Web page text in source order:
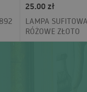
25.00 zł
LAMPA
RÓŻOWE ZŁOTO